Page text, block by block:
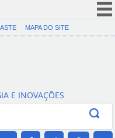
CORONAVÍRUS (COVID-19)
Canais
MAPA DO SITE
E INOVAÇÕES